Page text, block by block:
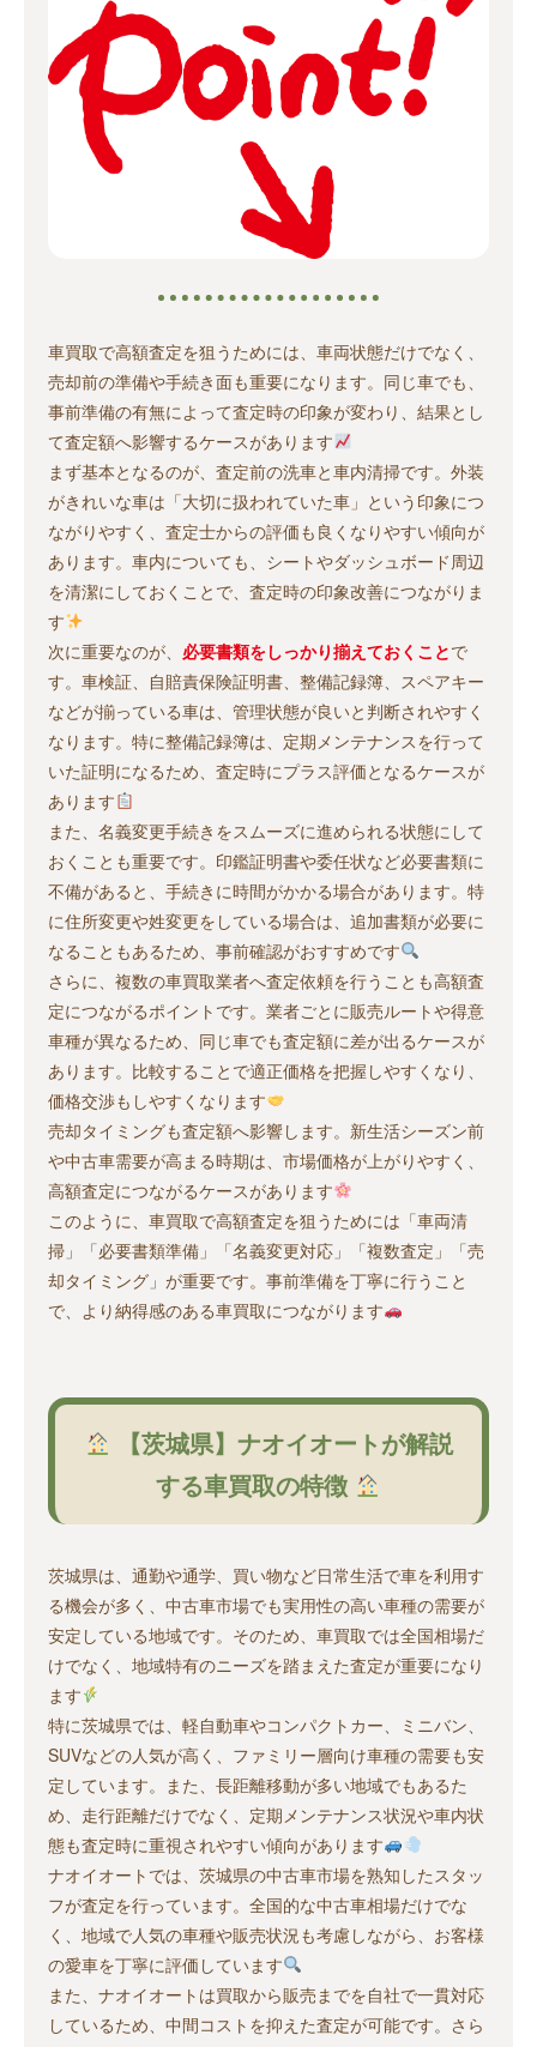
車買取で高額査定を狙うためには、車両状態だけでなく、
売却前の準備や手続き面も重要になります。同じ車でも、
事前準備の有無によって査定時の印象が変わり、結果とし
て査定額へ影響するケースがあります
まず基本となるのが、査定前の洗車と車内清掃です。外装
がきれいな車は「大切に扱われていた車」という印象につ
ながりやすく、査定士からの評価も良くなりやすい傾向が
あります。車内についても、シートやダッシュボード周辺
を清潔にしておくことで、査定時の印象改善につながりま
す
次に重要なのが、 必要書類をしっかり揃えておくことで
す。車検証、自賠責保険証明書、整備記録簿、スペアキー
などが揃っている車は、管理状態が良いと判断されやすく
なります。特に整備記録簿は、定期メンテナンスを行って
いた証明になるため、査定時にプラス評価となるケースが
あります
また、名義変更手続きをスムーズに進められる状態にして
おくことも重要です。印鑑証明書や委任状など必要書類に
不備があると、手続きに時間がかかる場合があります。特
に住所変更や姓変更をしている場合は、追加書類が必要に
なることもあるため、事前確認がおすすめです
さらに、複数の車買取業者へ査定依頼を行うことも高額査
定につながるポイントです。業者ごとに販売ルートや得意
車種が異なるため、同じ車でも査定額に差が出るケースが
あります。比較することで適正価格を把握しやすくなり、
価格交渉もしやすくなります
売却タイミングも査定額へ影響します。新生活シーズン前
や中古車需要が高まる時期は、市場価格が上がりやすく、
高額査定につながるケースがあります
このように、車買取で高額査定を狙うためには「車両清
掃」「必要書類準備」「名義変更対応」「複数査定」「売
却タイミング」が重要です。事前準備を丁寧に行うこと
で、より納得感のある車買取につながります
【茨城県】ナオイオートが解説
する車買取の特徴
茨城県は、通勤や通学、買い物など日常生活で車を利用す
る機会が多く、中古車市場でも実用性の高い車種の需要が
安定している地域です。そのため、車買取では全国相場だ
けでなく、地域特有のニーズを踏まえた査定が重要になり
ます
特に茨城県では、軽自動車やコンパクトカー、ミニバン、
SUVなどの人気が高く、ファミリー層向け車種の需要も安
定しています。また、長距離移動が多い地域でもあるた
め、走行距離だけでなく、定期メンテナンス状況や車内状
態も査定時に重視されやすい傾向があります
ナオイオートでは、茨城県の中古車市場を熟知したスタッ
フが査定を行っています。全国的な中古車相場だけでな
く、地域で人気の車種や販売状況も考慮しながら、お客様
の愛車を丁寧に評価しています
また、ナオイオートは買取から販売までを自社で一貫対応
しているため、中間コストを抑えた査定が可能です。さら